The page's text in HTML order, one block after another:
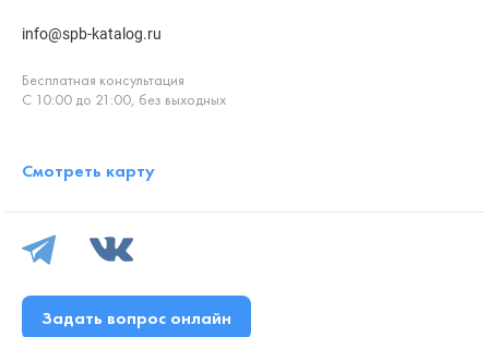
info@spb-katalog.ru
Бесплатная консультация
С 10:00 до 21:00, без выходных
Смотреть карту
Задать вопрос онлайн